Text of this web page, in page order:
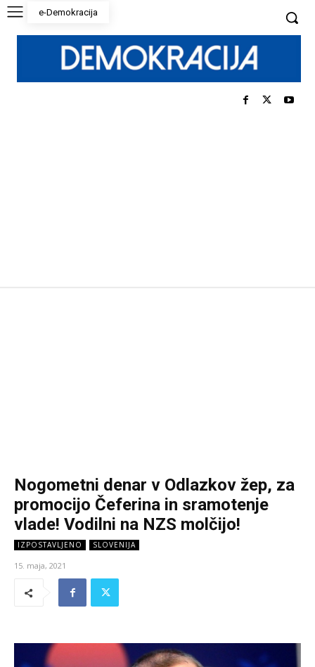
e-Demokracija
Nogometni denar v Odlazkov žep, za
promocijo Čeferina in sramotenje
vlade! Vodilni na NZS molčijo!
IZPOSTAVLJENO SLOVENIJA
15. maja, 2021